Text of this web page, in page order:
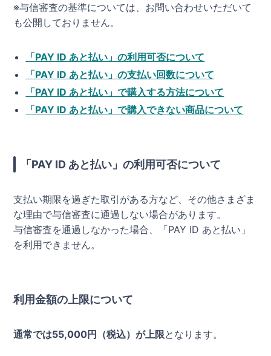
※与信審査の基準については、お問い合わせいただいて
も公開しておりません。
「PAY ID あと払い」の利用可否について
「PAY ID あと払い」の支払い回数について
「PAY ID あと払い」で購入する方法について
「PAY ID あと払い」で購入できない商品について
「PAY ID あと払い」の利用可否について
支払い期限を過ぎた取引がある方など、その他さまざま
な理由で与信審査に通過しない場合があります。
与信審査を通過しなかった場合、「PAY ID あと払い」
を利用できません。
利用金額の上限について
通常では55,000円（税込）が上限となります。